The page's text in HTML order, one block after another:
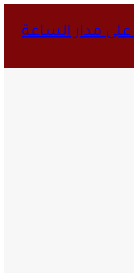
مدار الساعة